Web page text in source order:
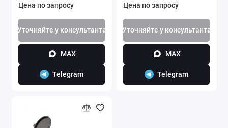
Цена по запросу
Уточняйте у консультанта
MAX
Telegram
Цена по запросу
Уточняйте у консультанта
MAX
Telegram